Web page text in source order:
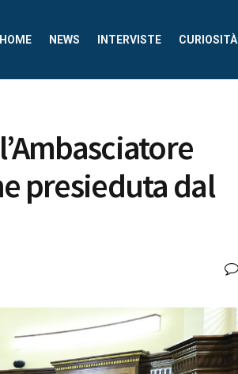
HOME NEWS INTERVISTE CURIOSITÀ
presieduta dal